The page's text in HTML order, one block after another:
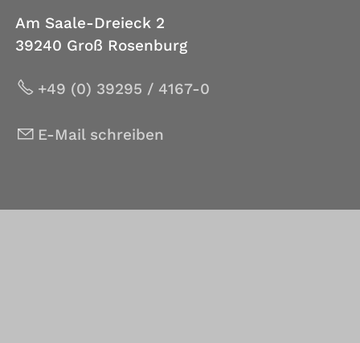
Am Saale-Dreieck 2
39240 Groß Rosenburg
+49 (0) 39295 / 4167-0
E-Mail schreiben